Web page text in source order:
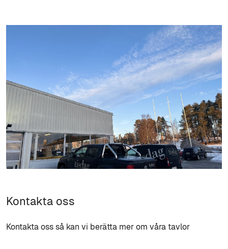
Kontakta oss
Kontakta oss så kan vi berätta mer om våra tavlor